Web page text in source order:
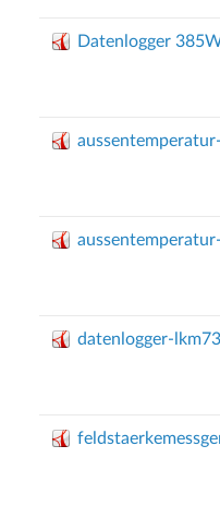
Datenlogger
datenlogger-